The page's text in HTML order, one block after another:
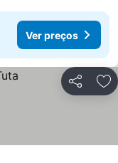
Ver preços
Partilhar